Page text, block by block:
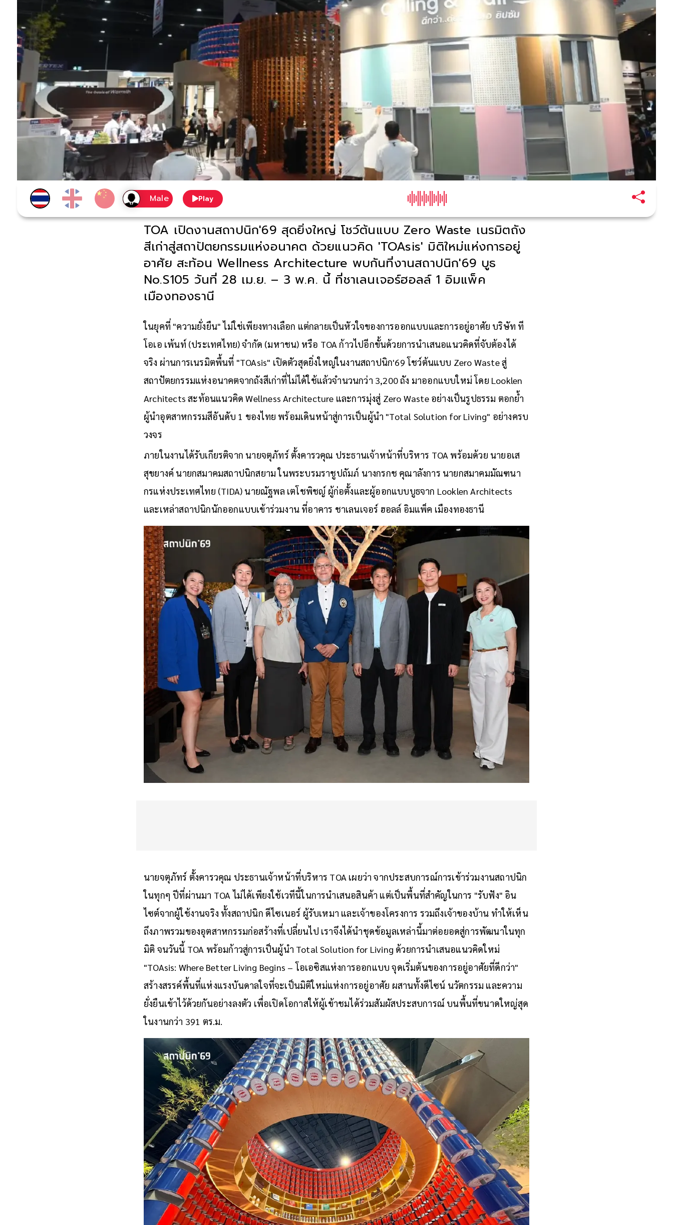
Play
TOA เปิดงานสถาปนิก'69 สุดยิ่งใหญ่ โชว์ต้นแบบ Zero Waste เนรมิตถัง
สีเก่าสู่สถาปัตยกรรมแห่งอนาคต ด้วยแนวคิด 'TOAsis' มิติใหม่แห่งการอยู่
อาศัย สะท้อน Wellness Architecture พบกันที่งานสถาปนิก'69 บูธ
No.S105 วันที่ 28 เม.ย. – 3 พ.ค. นี้ ที่ชาเลนเจอร์ฮอลล์ 1 อิมแพ็ค
เมืองทองธานี
ในยุคที่ "ความยั่งยืน" ไม่ใช่เพียงทางเลือก แต่กลายเป็นหัวใจของการออกแบบและการอยู่อาศัย บริษัท ที
โอเอ เพ้นท์ (ประเทศไทย) จำกัด (มหาชน) หรือ TOA ก้าวไปอีกขั้นด้วยการนำเสนอแนวคิดที่จับต้องได้
จริง ผ่านการเนรมิตพื้นที่ "TOAsis" เปิดตัวสุดยิ่งใหญ่ในงานสถาปนิก'69 โชว์ต้นแบบ Zero Waste สู่
สถาปัตยกรรมแห่งอนาคตจากถังสีเก่าที่ไม่ได้ใช้แล้วจำนวนกว่า 3,200 ถัง มาออกแบบใหม่ โดย Looklen
Architects สะท้อนแนวคิด Wellness Architecture และการมุ่งสู่ Zero Waste อย่างเป็นรูปธรรม ตอกย้ำ
ผู้นำอุตสาหกรรมสีอันดับ 1 ของไทย พร้อมเดินหน้าสู่การเป็นผู้นำ "Total Solution for Living" อย่างครบ
วงจร
ภายในงานได้รับเกียรติจาก นายจตุภัทร์ ตั้งคารวคุณ ประธานเจ้าหน้าที่บริหาร TOA พร้อมด้วย นายอเส
สุขยางค์ นายกสมาคมสถาปนิกสยาม ในพระบรมราชูปถัมภ์ นางกรกช คุณาลังการ นายกสมาคมมัณฑนา
กรแห่งประเทศไทย (TIDA) นายณัฐพล เตโชพิชญ์ ผู้ก่อตั้งและผู้ออกแบบบูธจาก Looklen Architects
และเหล่าสถาปนิกนักออกแบบเข้าร่วมงาน ที่อาคาร ชาเลนเจอร์ ฮอลล์ อิมแพ็ค เมืองทองธานี
นายจตุภัทร์ ตั้งคารวคุณ ประธานเจ้าหน้าที่บริหาร TOA เผยว่า จากประสบการณ์การเข้าร่วมงานสถาปนิก
ในทุกๆ ปีที่ผ่านมา TOA ไม่ได้เพียงใช้เวทีนี้ในการนำเสนอสินค้า แต่เป็นพื้นที่สำคัญในการ "รับฟัง" อิน
ไซต์จากผู้ใช้งานจริง ทั้งสถาปนิก ดีไซเนอร์ ผู้รับเหมา และเจ้าของโครงการ รวมถึงเจ้าของบ้าน ทำให้เห็น
ถึงภาพรวมของอุตสาหกรรมก่อสร้างที่เปลี่ยนไป เราจึงได้นำชุดข้อมูลเหล่านี้มาต่อยอดสู่การพัฒนาในทุก
มิติ จนวันนี้ TOA พร้อมก้าวสู่การเป็นผู้นำ Total Solution for Living ด้วยการนำเสนอแนวคิดใหม่
"TOAsis: Where Better Living Begins – โอเอซิสแห่งการออกแบบ จุดเริ่มต้นของการอยู่อาศัยที่ดีกว่า"
สร้างสรรค์พื้นที่แห่งแรงบันดาลใจที่จะเป็นมิติใหม่แห่งการอยู่อาศัย ผสานทั้งดีไซน์ นวัตกรรม และความ
ยั่งยืนเข้าไว้ด้วยกันอย่างลงตัว เพื่อเปิดโอกาสให้ผู้เข้าชมได้ร่วมสัมผัสประสบการณ์ บนพื้นที่ขนาดใหญ่สุด
ในงานกว่า 391 ตร.ม.